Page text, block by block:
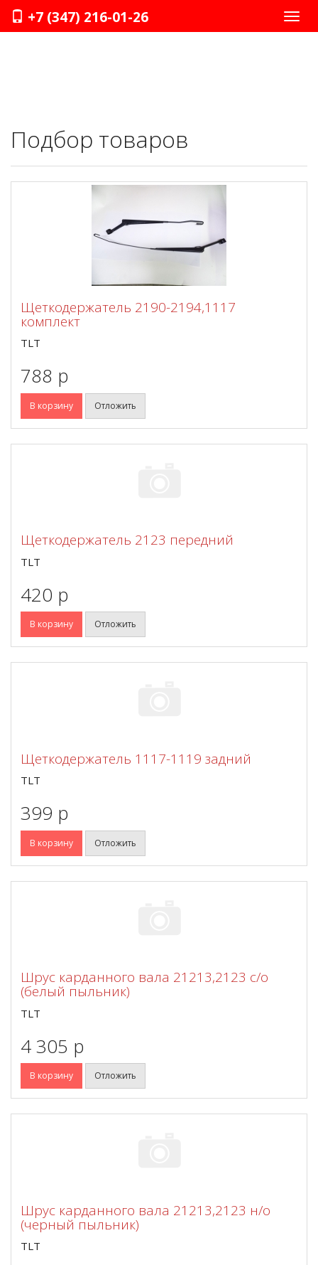
+7 (347) 216-01-26
Подбор товаров
Щеткодержатель 2190-2194,1117
комплект
TLT
788 p
В корзину Отложить
Щеткодержатель 2123 передний
TLT
420 p
В корзину Отложить
Щеткодержатель 1117-1119 задний
TLT
399 p
В корзину Отложить
Шрус карданного вала 21213,2123 с/о
(белый пыльник)
TLT
4 305 p
В корзину Отложить
Шрус карданного вала 21213,2123 н/о
(черный пыльник)
TLT